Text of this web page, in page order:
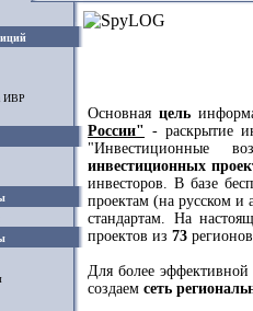
ИВР
Основная цель
России" - раскрытие
"Инвестиционные
инвестиционных
инвесторов. В базе
проектам (на русском
стандартам. На
проектов из 73
Для более
создаем сеть